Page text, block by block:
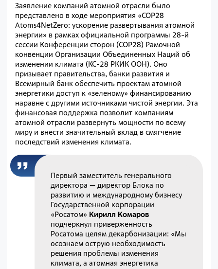
Заявление компаний атомной отрасли было
представлено в ходе мероприятия «COP28
Atoms4NetZero: ускорение развертывания атомной
энергии» в рамках официальной программы 28-й
сессии Конференции сторон (COP28) Рамочной
конвенции Организации Объединенных Наций об
изменении климата (КС-28 РКИК ООН). Оно
призывает правительства, банки развития и
Всемирный банк обеспечить проектам атомной
энергетики доступ к «зеленому» финансированию
наравне с другими источниками чистой энергии. Эта
финансовая поддержка позволит компаниям
атомной отрасли развернуть мощности по всему
миру и внести значительный вклад в смягчение
последствий изменения климата.
Первый заместитель генерального
директора — директор Блока по
развитию и международному бизнесу
Государственной корпорации
«Росатом» Кирилл Комаров
подчеркнул приверженность
Росатома целям декарбонизации: «Мы
осознаем острую необходимость
решения проблемы изменения
климата, а атомная энергетика